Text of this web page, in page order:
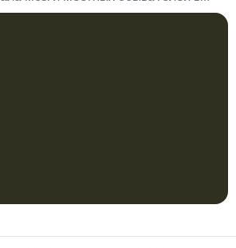
ни одной мыслью кисель. В